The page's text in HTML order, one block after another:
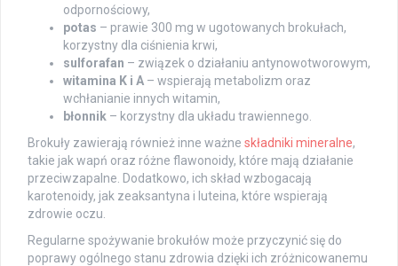
odpornościowy,
potas – prawie 300 mg w ugotowanych brokułach,
korzystny dla ciśnienia krwi,
sulforafan – związek o działaniu antynowotworowym,
witamina K i A – wspierają metabolizm oraz
wchłanianie innych witamin,
błonnik – korzystny dla układu trawiennego.
Brokuły zawierają również inne ważne składniki mineralne,
takie jak wapń oraz różne flawonoidy, które mają działanie
przeciwzapalne. Dodatkowo, ich skład wzbogacają
karotenoidy, jak zeaksantyna i luteina, które wspierają
zdrowie oczu.
Regularne spożywanie brokułów może przyczynić się do
poprawy ogólnego stanu zdrowia dzięki ich zróżnicowanemu